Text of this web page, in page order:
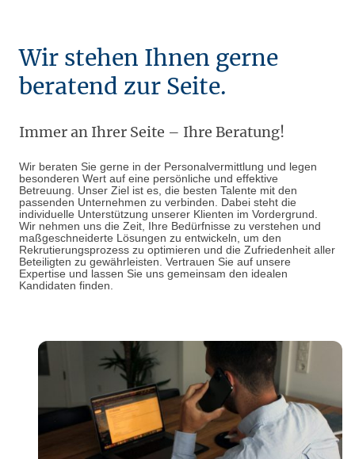
Wir stehen Ihnen gerne
beratend zur Seite.
Immer an Ihrer Seite – Ihre Beratung!
Wir beraten Sie gerne in der Personalvermittlung und legen
besonderen Wert auf eine persönliche und effektive
Betreuung. Unser Ziel ist es, die besten Talente mit den
passenden Unternehmen zu verbinden. Dabei steht die
individuelle Unterstützung unserer Klienten im Vordergrund.
Wir nehmen uns die Zeit, Ihre Bedürfnisse zu verstehen und
maßgeschneiderte Lösungen zu entwickeln, um den
Rekrutierungsprozess zu optimieren und die Zufriedenheit aller
Beteiligten zu gewährleisten. Vertrauen Sie auf unsere
Expertise und lassen Sie uns gemeinsam den idealen
Kandidaten finden.